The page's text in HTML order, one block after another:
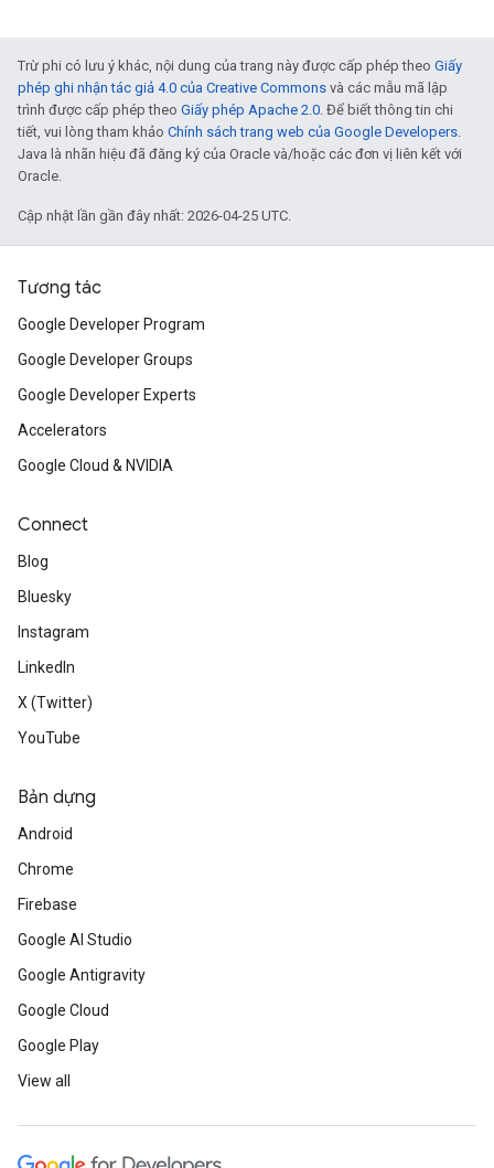
Trừ phi có lưu ý khác, nội dung của trang này được cấp phép theo Giấy
phép ghi nhận tác giả 4.0 của Creative Commons và các mẫu mã lập
trình được cấp phép theo Giấy phép Apache 2.0. Để biết thông tin chi
tiết, vui lòng tham khảo Chính sách trang web của Google Developers.
Java là nhãn hiệu đã đăng ký của Oracle và/hoặc các đơn vị liên kết với
Oracle.
Cập nhật lần gần đây nhất: 2026-04-25 UTC.
Tương tác
Google Developer Program
Google Developer Groups
Google Developer Experts
Accelerators
Google Cloud & NVIDIA
Connect
Blog
Bluesky
Instagram
LinkedIn
X (Twitter)
YouTube
Bản dựng
Android
Chrome
Firebase
Google AI Studio
Google Antigravity
Google Cloud
Google Play
View all